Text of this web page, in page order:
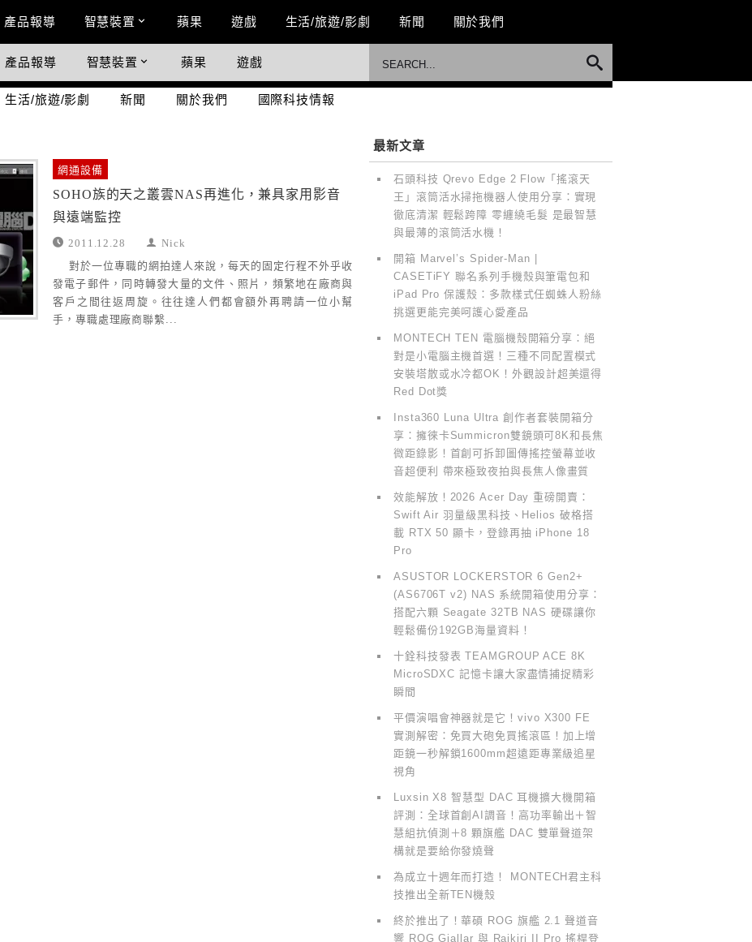
Main Menu
產品報導 智慧裝置 蘋果 遊戲 生活/旅遊/影劇 新聞 關於我們
國際科技情報
產品報導 智慧裝置 蘋果 遊戲
生活/旅遊/影劇 新聞 關於我們 國際科技情報
網通設備
SOHO族的天之叢雲NAS再進化，兼具家用影音
與遠端監控
2011.12.28 Nick
對於一位專職的網拍達人來說，每天的固定行程不外乎收
發電子郵件，同時轉發大量的文件、照片，頻繁地在廠商與
客戶之間往返周旋。往往達人們都會額外再聘請一位小幫
手，專職處理廠商聯繫...
最新文章
石頭科技 Qrevo Edge 2 Flow「搖滾天
王」滾筒活水掃拖機器人使用分享：實現
徹底清潔 輕鬆跨障 零纏繞毛髮 是最智慧
與最薄的滾筒活水機！
開箱 Marvel’s Spider-Man |
CASETiFY 聯名系列手機殼與筆電包和
iPad Pro 保護殼：多款樣式任蜘蛛人粉絲
挑選更能完美呵護心愛產品
MONTECH TEN 電腦機殼開箱分享：絕
對是小電腦主機首選！三種不同配置模式
安裝塔散或水冷都OK！外觀設計超美還得
Red Dot獎
Insta360 Luna Ultra 創作者套裝開箱分
享：擁徠卡Summicron雙鏡頭可8K和長焦
微距錄影！首創可拆卸圖傳搖控螢幕並收
音超便利 帶來極致夜拍與長焦人像畫質
效能解放！2026 Acer Day 重磅開賣：
Swift Air 羽量級黑科技、Helios 破格搭
載 RTX 50 顯卡，登錄再抽 iPhone 18
Pro
ASUSTOR LOCKERSTOR 6 Gen2+
(AS6706T v2) NAS 系統開箱使用分享：
搭配六顆 Seagate 32TB NAS 硬碟讓你
輕鬆備份192GB海量資料！
十銓科技發表 TEAMGROUP ACE 8K
MicroSDXC 記憶卡讓大家盡情捕捉精彩
瞬間
平價演唱會神器就是它！vivo X300 FE
實測解密：免買大砲免買搖滾區！加上增
距鏡一秒解鎖1600mm超遠距專業級追星
視角
Luxsin X8 智慧型 DAC 耳機擴大機開箱
評測：全球首創AI調音！高功率輸出＋智
慧組抗偵測＋8 顆旗艦 DAC 雙單聲道架
構就是要給你發燒聲
為成立十週年而打造！ MONTECH君主科
技推出全新TEN機殼
終於推出了！華碩 ROG 旗艦 2.1 聲道音
響 ROG Gjallar 與 Raikiri II Pro 搖桿登